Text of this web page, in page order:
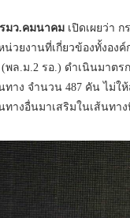
มว.คมนาคม เปิดเผยว่า
วยงานที่เกี่ยวข้องทั้งอ
พล.ม.2 รอ.) ดำเนินมาต
ทาง จำนวน 487 คัน ไม่
างอื่นมาเสริมในเส้นทา